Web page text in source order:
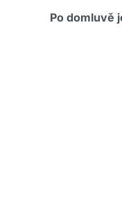
Po domluvě